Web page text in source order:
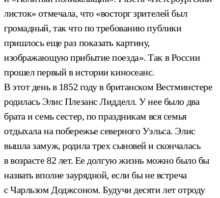
листок» отмечала, что «восторг зрителей был
громадный, так что по требованию публики
пришлось еще раз показать картину,
изображающую прибытие поезда». Так в России
прошел первый в истории киносеанс.
В этот день в 1852 году в британском Вестминстере
родилась Элис Плезанс Лидделл. У нее было два
брата и семь сестер, по праздникам вся семья
отдыхала на побережье северного Уэльса. Элис
вышла замуж, родила трех сыновей и скончалась
в возрасте 82 лет. Ее долгую жизнь можно было бы
назвать вполне заурядной, если бы не встреча
с Чарльзом Доджсоном. Будучи десяти лет отроду